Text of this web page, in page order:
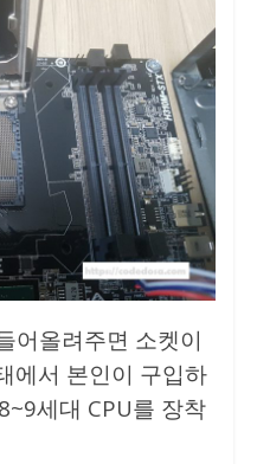
어올려주면 소켓이
에서 본인이 구입하
세대 CPU를 장착